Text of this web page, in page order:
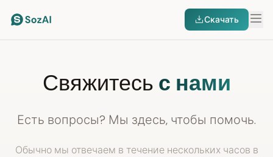
Скачать
Свяжитесь с нами
Есть вопросы? Мы здесь, чтобы помочь.
Обычно мы отвечаем в течение нескольких часов в